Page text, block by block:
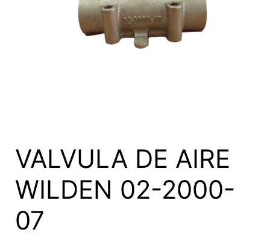
VALVULA DE AIRE
WILDEN 02-2000-
07